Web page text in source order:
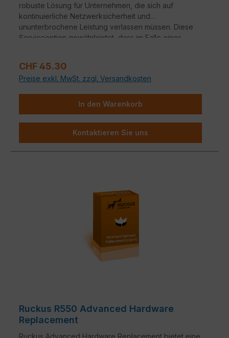
robuste Lösung für Unternehmen, die sich auf
kontinuierliche Netzwerksicherheit und
ununterbrochene Leistung verlassen müssen. Diese
Serviceoption gewährleistet, dass im Falle eines
Verkaufspreis:
CHF 45.30
Preise exkl. MwSt. zzgl. Versandkosten
In den Warenkorb
Kontaktieren Sie uns
Ruckus R550 Advanced Hardware
Replacement
Ruckus Advanced Hardware Replacement bietet eine